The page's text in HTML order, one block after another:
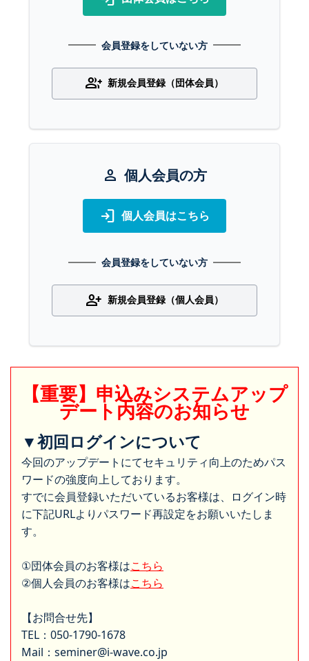
会員登録をしていない方
group_add 新規会員登録（団体会員）
person 個人会員の方
login 個人会員はこちら
会員登録をしていない方
person_add 新規会員登録（個人会員）
【重要】申込みシステムアップ
デート内容のお知らせ
▼初回ログインについて
今回のアップデートにてセキュリティ向上のためパス
ワードの強度向上しております。
すでに会員登録いただいているお客様は、ログイン時
に下記URLよりパスワード再設定をお願いいたしま
す。
①団体会員のお客様はこちら
②個人会員のお客様はこちら
【お問合せ先】
TEL：050-1790-1678
Mail：seminer@i-wave.co.jp